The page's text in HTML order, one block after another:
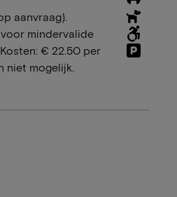
aanvraag).
mindervalide
€ 22.50 per
niet mogelijk.